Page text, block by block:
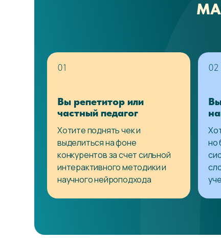
Вы репетитор или
частный педагог
01
Хотите поднять чек и
выделиться на фоне
конкурентов за счет сильной
интерактивного методики и
научного нейроподхода
02
но